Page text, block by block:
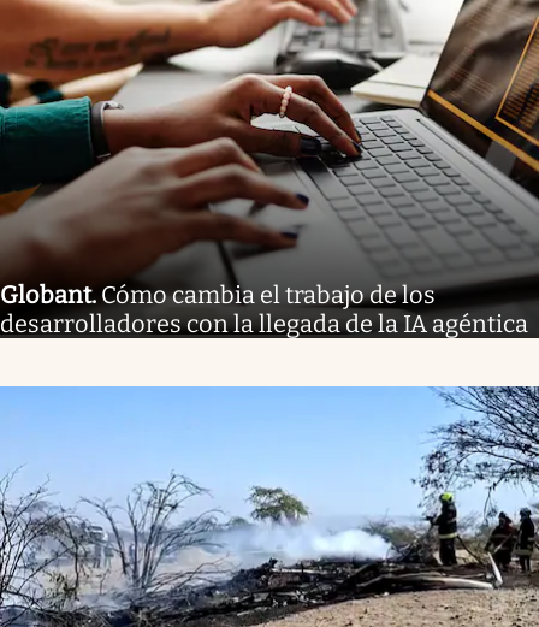
Globant. Cómo cambia el trabajo de los
desarrolladores con la llegada de la IA agéntica